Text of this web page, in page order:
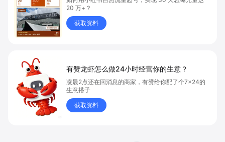
20 万+？
获取资料
有赞龙虾怎么做24小时经营你的生意？
凌晨2点还在回消息的商家，有赞给你配了个7×24的
生意搭子
获取资料